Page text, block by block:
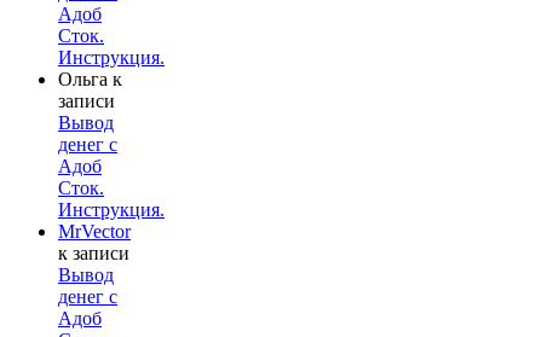
Адоб
Сток.
Инструкция.
Ольга к
записи
Вывод
денег с
Адоб
Сток.
Инструкция.
MrVector
к записи
Вывод
денег с
Адоб